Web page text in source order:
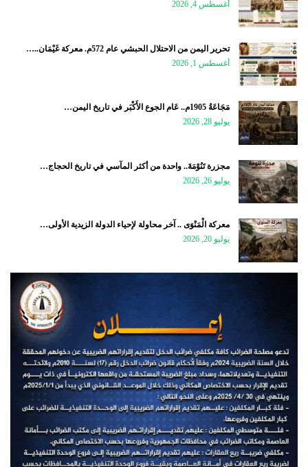
أغسطس 4, 2026
تحرير اليمن من الاحتلال الحبشي عام 572م. معركة غَيْمَان..…
أغسطس 1, 2026
مَجَاعَةُ 1905م.. عَام الجوع الأَكْبَر في تاريخ اليمن…
يوليو 28, 2026
مجزرة تَنُوْمَةَ.. واحدة من أكثر المآسي في تاريخ الحجاج…
يوليو 26, 2026
معركة الْمَنْوَى .. آخر محاولة لإحياء الدولة الزيدية الأولى…
يوليو 20, 2026